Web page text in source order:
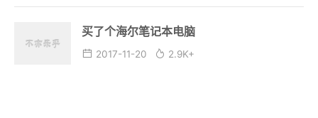
买了个海尔笔记本电脑
2017-11-20 2.9K+